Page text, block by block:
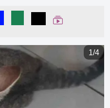
Compartilhar no Facebook
Compartilhar no
Compartilhar
Ver Web Story
1/4